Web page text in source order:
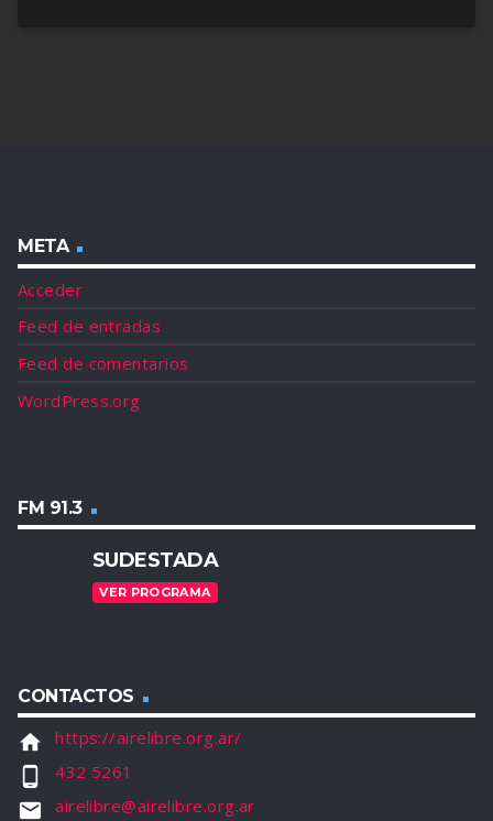
META
Acceder
Feed de entradas
Feed de comentarios
WordPress.org
FM 91.3
SUDESTADA
VER PROGRAMA
CONTACTOS
home https://airelibre.org.ar/
phone_android 432 5261
email airelibre@airelibre.org.ar